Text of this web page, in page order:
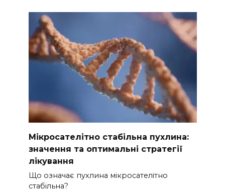
Мікросателітно стабільна пухлина:
значення та оптимальні стратегії
лікування
Що означає пухлина мікросателітно
стабільна?